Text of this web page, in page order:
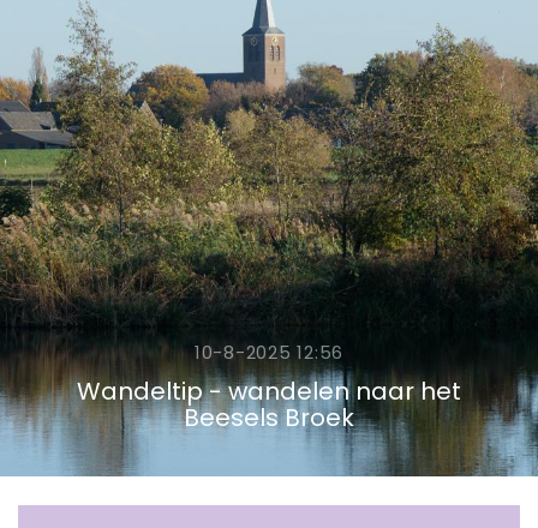
10-8-2025 12:56
Wandeltip - wandelen naar het
Beesels Broek